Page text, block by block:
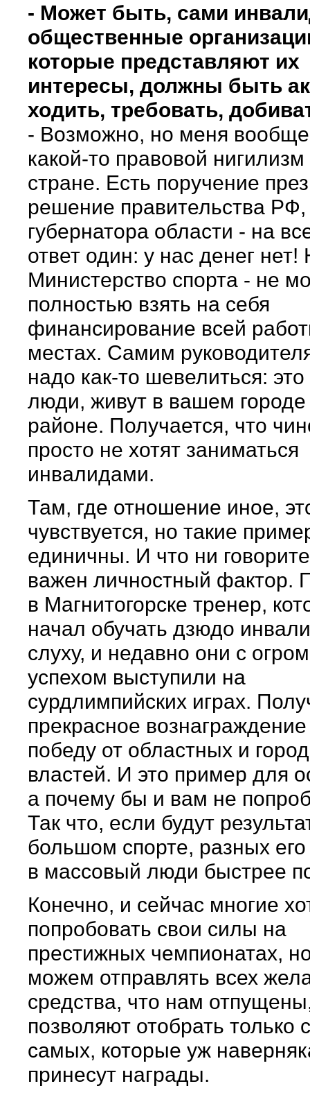
- Может быть, сами
общественные
которые представляют их
интересы, должны быть
ходить, требовать,
- Возможно, но меня вообще
какой-то правовой нигилизм
стране. Есть поручение
решение правительства РФ,
губернатора области - на
ответ один: у нас денег
Министерство спорта - не
полностью взять на себя
финансирование всей
местах. Самим
надо как-то шевелиться:
люди, живут в вашем
районе. Получается, что
просто не хотят заниматься
инвалидами.
Там, где отношение иное,
чувствуется, но такие
единичны. И что ни
важен личностный фактор.
в Магнитогорске тренер,
начал обучать дзюдо
слуху, и недавно они с
успехом выступили на
сурдлимпийских играх.
прекрасное
победу от областных и
властей. И это пример для
а почему бы и вам не
Так что, если будут
большом спорте, разных
в массовый люди быстрее
Конечно, и сейчас многие
попробовать свои силы на
престижных чемпионатах,
можем отправлять всех
средства, что нам
позволяют отобрать только
самых, которые уж
принесут награды.